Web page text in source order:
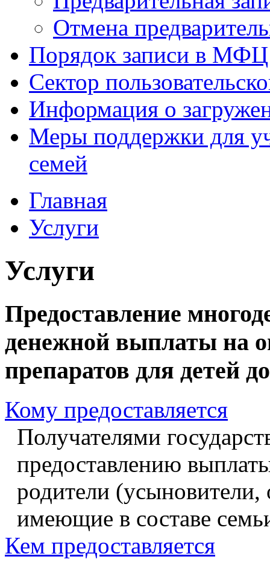
Отмена
Порядок записи в МФЦ
Сектор
Информация о
Меры поддержки для
семей
Главная
Услуги
Услуги
Предоставление
денежной выплаты на
препаратов для детей
Кому предоставляется
Получателями
предоставлению
родители
имеющие в составе
Кем предоставляется